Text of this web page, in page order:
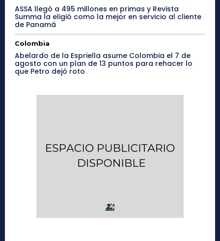
ASSA llegó a 495 millones en primas y Revista
Summa la eligió como la mejor en servicio al cliente
de Panamá
Colombia
Abelardo de la Espriella asume Colombia el 7 de
agosto con un plan de 13 puntos para rehacer lo
que Petro dejó roto